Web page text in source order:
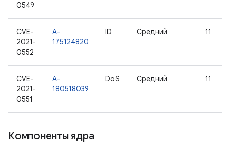
0549
CVE-
2021-
0552
A-
175124820
ID Средний 11
CVE-
2021-
0551
A-
180518039
DoS Средний 11
Компоненты ядра